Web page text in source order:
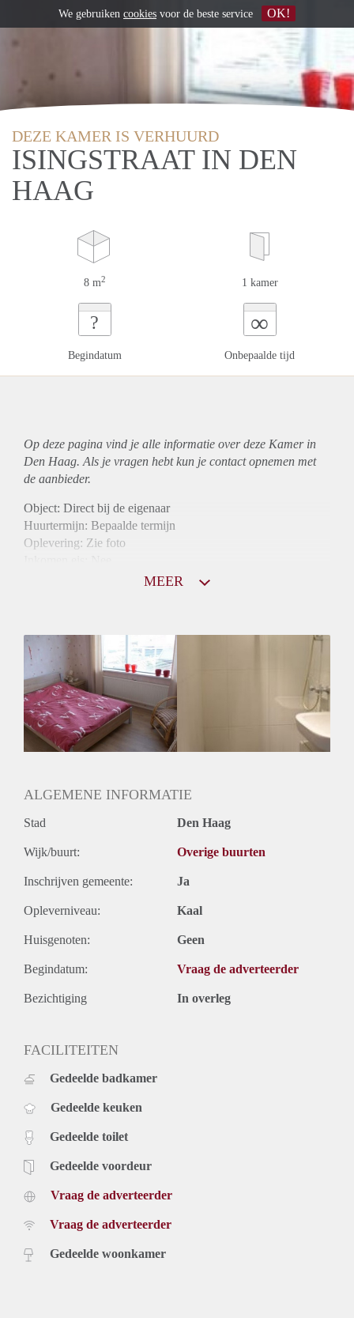
DEZE KAMER IS VERHUURD
ISINGSTRAAT IN DEN
HAAG
8 m2 1 kamer
?
Begindatum
∞
Onbepaalde tijd
Op deze pagina vind je alle informatie over deze Kamer in
Den Haag. Als je vragen hebt kun je contact opnemen met
de aanbieder.
Object: Direct bij de eigenaar
Huurtermijn: Bepaalde termijn
Oplevering: Zie foto
Gedeelde Douche: Ja
Gedeelde woonkamer: Ja
Huisgenoten: Ja
Geslacht huisgenoten: Gemengd
MEER
ALGEMENE INFORMATIE
Stad Den Haag
Wijk/buurt: Overige buurten
Inschrijven gemeente: Ja
Opleverniveau: Kaal
Huisgenoten: Geen
Begindatum: Vraag de adverteerder
Bezichtiging In overleg
FACILITEITEN
Gedeelde badkamer
Gedeelde keuken
Gedeelde toilet
Gedeelde voordeur
Vraag de adverteerder
Vraag de adverteerder
Gedeelde woonkamer
We gebruiken cookies voor de beste service OK!